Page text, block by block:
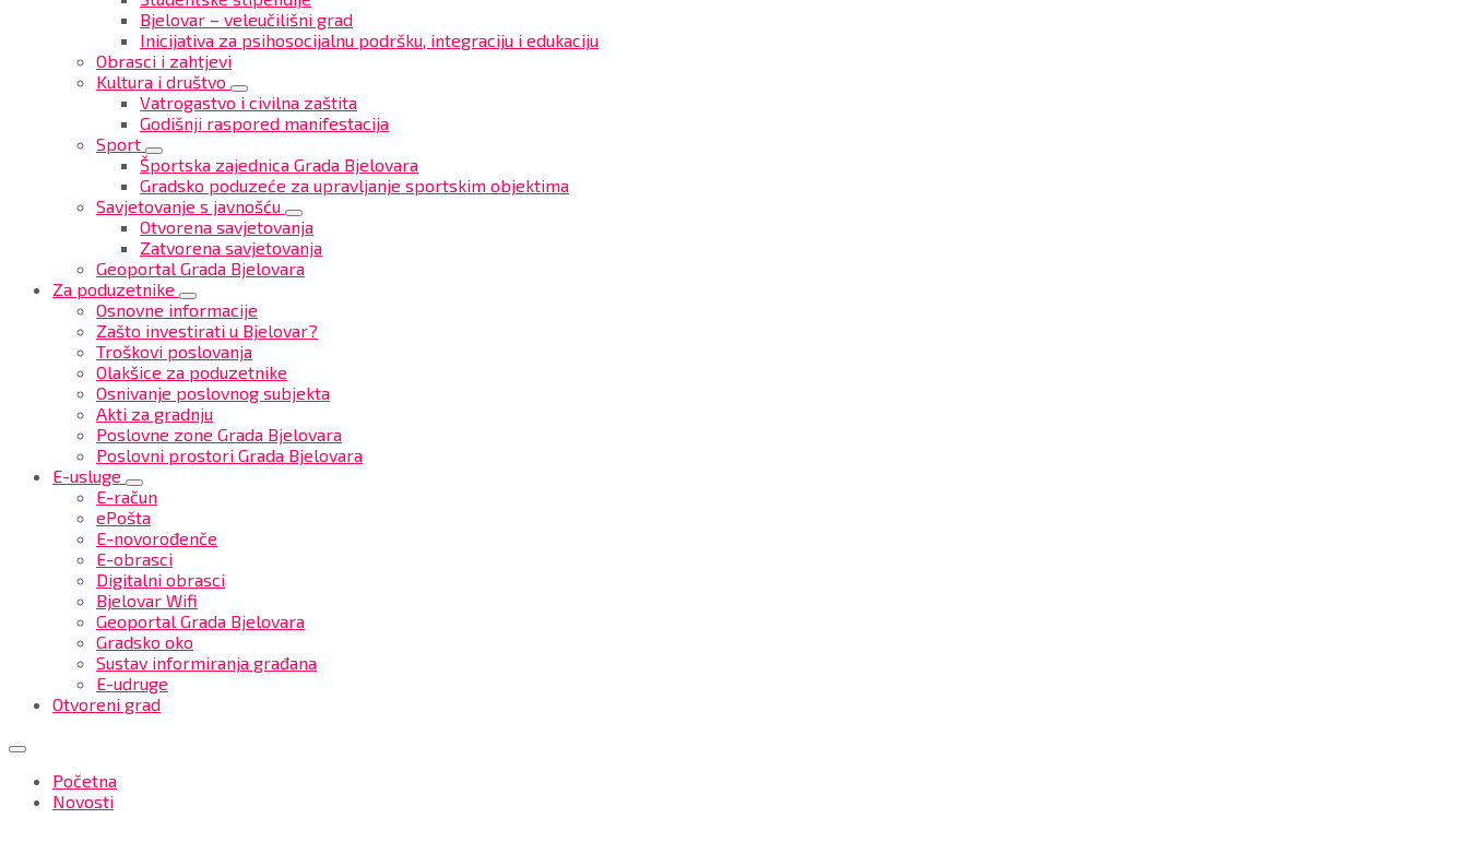
Bjelovar – veleučilišni grad
Inicijativa za psihosocijalnu podršku, integraciju i edukaciju
Obrasci i zahtjevi
Kultura i društvo
Vatrogastvo i civilna zaštita
Godišnji raspored manifestacija
Sport
Športska zajednica Grada Bjelovara
Gradsko poduzeće za upravljanje sportskim objektima
Savjetovanje s javnošću
Otvorena savjetovanja
Zatvorena savjetovanja
Geoportal Grada Bjelovara
Za poduzetnike
Osnovne informacije
Zašto investirati u Bjelovar?
Troškovi poslovanja
Olakšice za poduzetnike
Osnivanje poslovnog subjekta
Akti za gradnju
Poslovne zone Grada Bjelovara
Poslovni prostori Grada Bjelovara
E-usluge
E-račun
ePošta
E-novorođenče
E-obrasci
Digitalni obrasci
Bjelovar Wifi
Geoportal Grada Bjelovara
Gradsko oko
Sustav informiranja građana
E-udruge
Otvoreni grad
Gradonačelnik
Grada
Početna
Novosti